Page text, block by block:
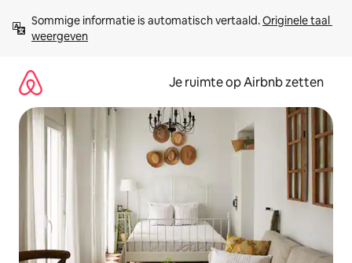
direct
naar
Sommige informatie is automatisch vertaald. Originele taal
weergeven
Je ruimte op Airbnb zetten